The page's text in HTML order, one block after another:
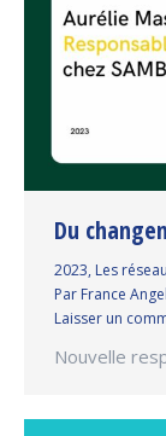
Du
2023, Les
Par France
Laisser un
Nouvelle